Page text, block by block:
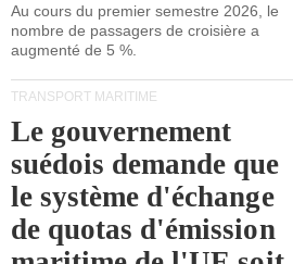
Au cours du premier semestre 2026, le
nombre de passagers de croisière a
augmenté de 5 %.
TRANSPORT MARITIME
Le gouvernement
suédois demande que
le système d'échange
de quotas d'émission